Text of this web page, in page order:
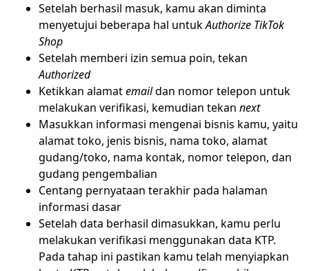
Setelah berhasil masuk, kamu akan diminta
menyetujui beberapa hal untukAuthorize TikTok
Shop
Setelah memberi izin semua poin, tekan
Authorized
Ketikkan alamatemaildan nomor telepon untuk
melakukan verifikasi, kemudian tekan next
Masukkan informasi mengenai bisnis kamu, yaitu
alamat toko, jenis bisnis, nama toko, alamat
gudang/toko, nama kontak, nomor telepon, dan
gudang pengembalian
Centang pernyataan terakhir pada halaman
informasi dasar
Setelah data berhasil dimasukkan, kamu perlu
melakukan verifikasi menggunakan data KTP.
Pada tahap ini pastikan kamu telah menyiapkan